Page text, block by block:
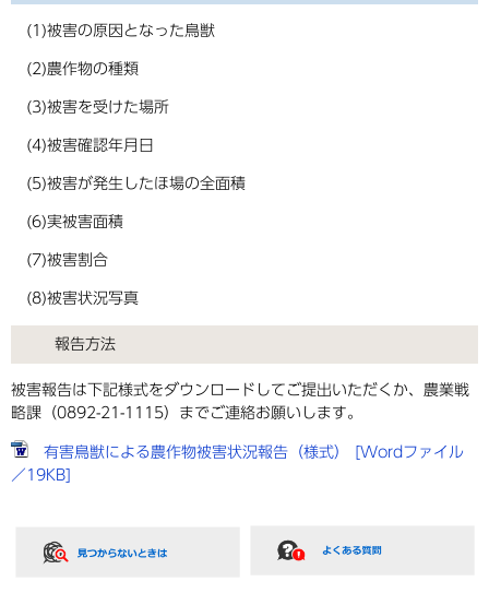
(1)被害の原因となった鳥獣
(2)農作物の種類
(3)被害を受けた場所
(4)被害確認年月日
(5)被害が発生したほ場の全面積
(6)実被害面積
(7)被害割合
(8)被害状況写真
報告方法
被害報告は下記様式をダウンロードしてご提出いただくか、農業戦
略課（0892-21-1115）までご連絡お願いします。
有害鳥獣による農作物被害状況報告（様式） [Wordファイル
／19KB]